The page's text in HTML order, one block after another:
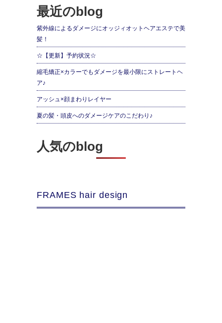
最近のblog
紫外線によるダメージにオッジィオットヘアエステで美
髪！
☆【更新】予約状況☆
縮毛矯正×カラーでもダメージを最小限にストレートヘ
ア♪
アッシュ×顔まわりレイヤー
夏の髪・頭皮へのダメージケアのこだわり♪
人気のblog
FRAMES hair design